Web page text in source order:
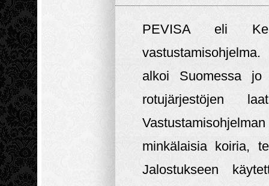
PEVISA eli
alkoi Suomessa jo
rotujärjestöjen
minkälaisia koiria,
Jalostukseen